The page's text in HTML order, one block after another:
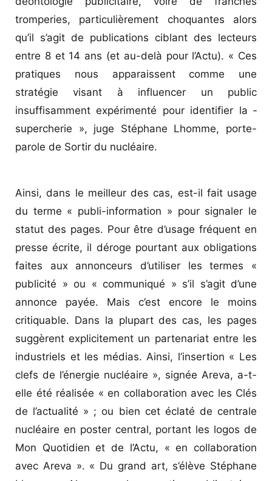
tromperies, particulièrement choquantes alors
qu’il s’agit de publications ciblant des lecteurs
entre 8 et 14 ans (et au-delà pour l’Actu). « Ces
pratiques nous apparaissent comme une
stratégie visant à influencer un public
insuffisamment expérimenté pour identifier la ­
supercherie », juge Stéphane Lhomme, porte-
parole de Sortir du nucléaire.
Ainsi, dans le meilleur des cas, est-il fait usage
du terme « publi-information » pour signaler le
statut des pages. Pour être d’usage fréquent en
presse écrite, il déroge pourtant aux obligations
faites aux annonceurs d’utiliser les termes «
publicité » ou « communiqué » s’il s’agit d’une
annonce payée. Mais c’est encore le moins
critiquable. Dans la plupart des cas, les pages
suggèrent explicitement un partenariat entre les
industriels et les médias. Ainsi, l’insertion « Les
clefs de l’énergie nucléaire », signée Areva, a-t-
elle été réalisée « en collaboration avec les Clés
de l’actualité » ; ou bien cet éclaté de centrale
nucléaire en poster central, portant les logos de
Mon Quotidien et de l’Actu, « en collaboration
avec Areva ». « Du grand art, s’élève Stéphane